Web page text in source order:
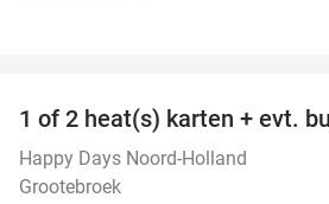
1 of 2 heat(s) karten + evt.
Happy Days Noord-Holland
Grootebroek